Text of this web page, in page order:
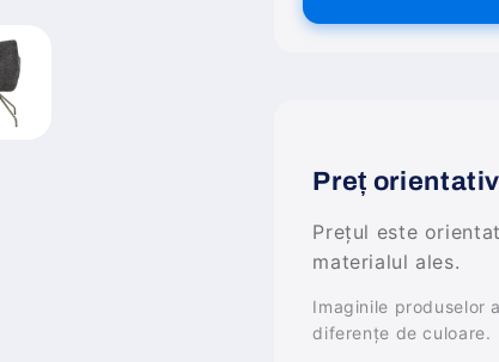
Preț orientativ
Prețul este
materialul ales.
Imaginile produselor
diferențe de culoare.